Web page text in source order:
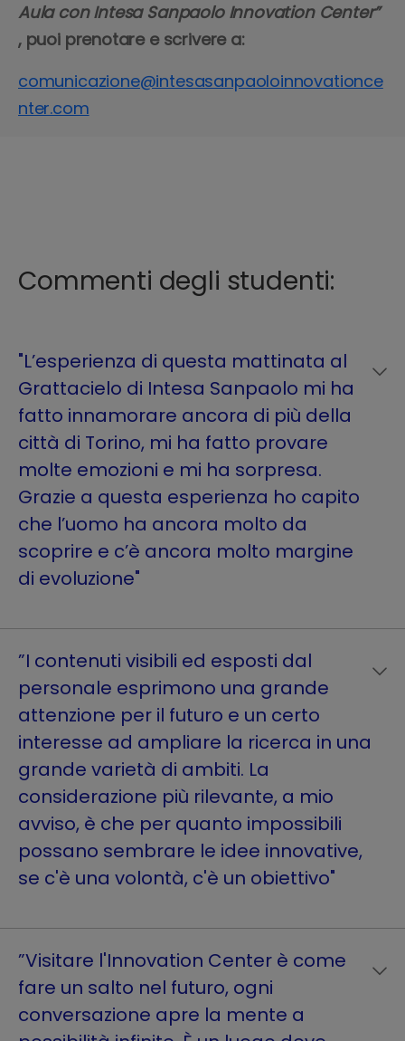
Aula con Intesa Sanpaolo Innovation Center”
, puoi prenotare e scrivere a:
comunicazione@intesasanpaoloinnovationce
nter.com
Commenti degli studenti:
"L’esperienza di questa mattinata al
Grattacielo di Intesa Sanpaolo mi ha
fatto innamorare ancora di più della
città di Torino, mi ha fatto provare
molte emozioni e mi ha sorpresa.
Grazie a questa esperienza ho capito
che l’uomo ha ancora molto da
scoprire e c’è ancora molto margine
di evoluzione"
”I contenuti visibili ed esposti dal
personale esprimono una grande
attenzione per il futuro e un certo
interesse ad ampliare la ricerca in una
grande varietà di ambiti. La
considerazione più rilevante, a mio
avviso, è che per quanto impossibili
possano sembrare le idee innovative,
se c'è una volontà, c'è un obiettivo"
”Visitare l'Innovation Center è come
fare un salto nel futuro, ogni
conversazione apre la mente a